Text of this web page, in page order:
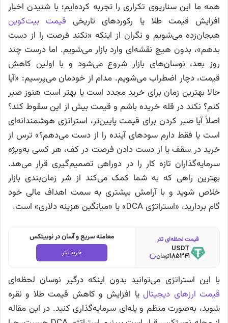
همه ما این سناریوی تکراری را تجربه کرده‌ایم؛ با شنیدن اخبار
افزایش قیمت طلا یا رکوردهای تاریخی قیمت بیت‌کوین
هیجان‌زده می‌شویم و نگران از اینکه «نکند فرصت را از دست
بدهم»، بدون هیچ نقشه‌ای وارد بازار می‌شویم. اما درست چند
روز بعد، نوسان‌های بازار شروع می‌شود و با اولین کاهش
قیمت، دچار اضطراب می‌شویم. مدام از خودمان می‌پرسیم: «آیا
حالا بهترین زمان برای خرید مجدد است یا بهتر است هنوز صبر
کنم؟ نکند در قله خریده باشم و قیمت بیش از این سقوط کند؟
اصلاً آیا صبر کردن برای قیمت پایین‌تر، استراتژی هوشمندانه‌ای
است یا فقط دارم سودهای آینده را از دست می‌دهم؟» ترس از
خرید در سقف یا از دست دادن فرصت در کف، هر کسی به‌ویژه
سرمایه‌گذاران تازه کار را در دوراهی تصمیم‌گیری قرار می‌هد.
بهترین راهی که به شما کمک می‌کند از شر زمان‌بندی بازار
خلاص شوید و با آرامش بیشتری به سمت اهداف مالی خود
گام بردارید، «استراتژی DCA» یا «میانگین هزینه دلاری» است.
معامله سریع و آسان در نوبیتکس
خرید تتر
قیمت لحظه‌ای تتر
USDT
185341تومان
با این استراتژی می‌توانید بدون اینکه درگیر نوسان لحظه‌ای
قیمت ارزهای دیجیتالیا افزایش و کاهش قیمت طلا و نقره
شوید، به‌صورت منظم و پله‌ای سرمایه‌گذاری کنید. در این مقاله